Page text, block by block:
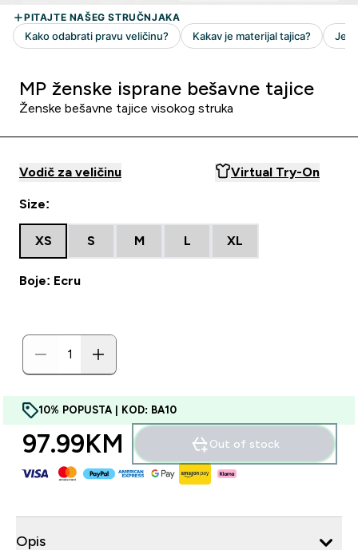
MP ženske isprane bešavne tajice
Ženske bešavne tajice visokog struka
Vodič za veličinu Virtual Try-On
Size:
XS S M L XL
Boje: Ecru
10% POPUSTA | KOD: BA10
97.99KM‎ Out of stock
Opis